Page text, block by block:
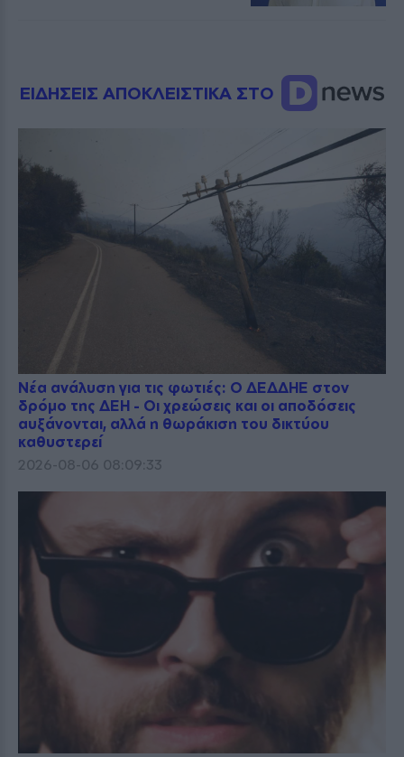
ΕΙΔΗΣΕΙΣ ΑΠΟΚΛΕΙΣΤΙΚΑ ΣΤΟ
Νέα ανάλυση για τις φωτιές: Ο ΔΕΔΔΗΕ στον
δρόμο της ΔΕΗ - Οι χρεώσεις και οι αποδόσεις
αυξάνονται, αλλά η θωράκιση του δικτύου
καθυστερεί
2026-08-06 08:09:33